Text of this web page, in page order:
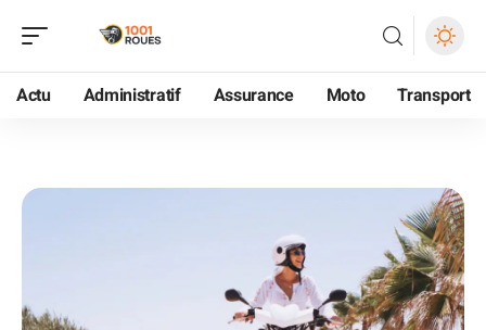
Actu Administratif Assurance Moto Transport